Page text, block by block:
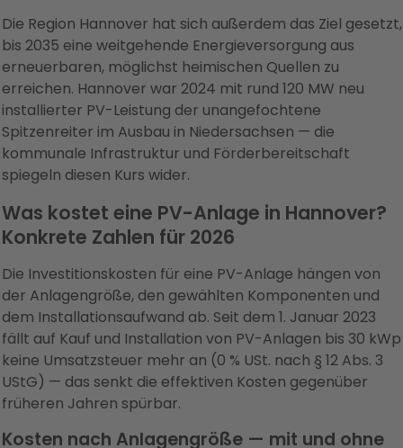
Die Region Hannover hat sich außerdem das Ziel gesetzt,
bis 2035 eine weitgehende Energieversorgung aus
erneuerbaren, möglichst heimischen Quellen zu
erreichen. Hannover war 2024 mit rund 120 MW neu
installierter PV-Leistung der unangefochtene
Spitzenreiter im Ausbau in Niedersachsen — die
kommunale Infrastruktur und Förderbereitschaft
spiegeln diesen Kurs wider.
Was kostet eine PV-Anlage in Hannover?
Konkrete Zahlen für 2026
Die Investitionskosten für eine PV-Anlage hängen von
der Anlagengröße, den gewählten Komponenten und
dem Installationsaufwand ab. Seit dem 1. Januar 2023
fällt auf Kauf und Installation von PV-Anlagen bis 30 kWp
keine Umsatzsteuer mehr an (0 % USt. nach § 12 Abs. 3
UStG) — das senkt die effektiven Kosten gegenüber
früheren Jahren spürbar.
Kosten nach Anlagengröße — mit und ohne